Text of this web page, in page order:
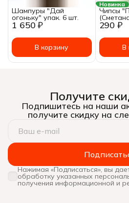
1 650 ₽
Шампуры "Дай
огоньку" упак. 6 шт.
В корзину
Новинка
290 ₽
Чипсы
165 гр.
В
Получите
Подпишитесь на наши
получите скидку на
Нажимая «Подписаться», вы
обработку указанных
получения информационной и